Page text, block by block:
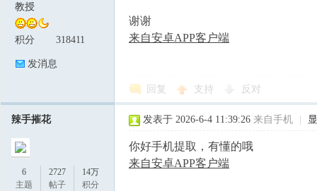
教授
积分 318411
发消息
谢谢
来自安卓APP客户端
回复 支持 反对
辣手摧花
6
主题
2727
帖子
14万
积分
发表于 2026-6-4 11:39:26 来自手机
你好手机提取，有懂的哦
来自安卓APP客户端